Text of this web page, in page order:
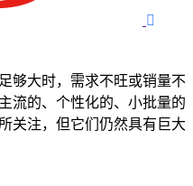

够大时，需求不旺或销量不
流的、个性化的、小批量的
关注，但它们仍然具有巨大